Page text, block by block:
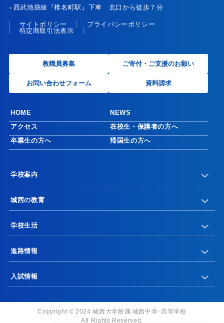
● 西武池袋線『椎名町駅』下車 北口から徒歩７分
サイトポリシー
プライバシーポリシー
特定商取引法表示
教職員募集 ご寄付・ご支援のお願い
お問い合わせフォーム 資料請求
HOME
NEWS
アクセス
在校生・保護者の方へ
卒業生の方へ
帰国生の方へ
学校案内
城西の教育
学校生活
進路情報
入試情報
Copyright © 2024 城西大学附属 城西中学･高等学校
All Rights Reserved.